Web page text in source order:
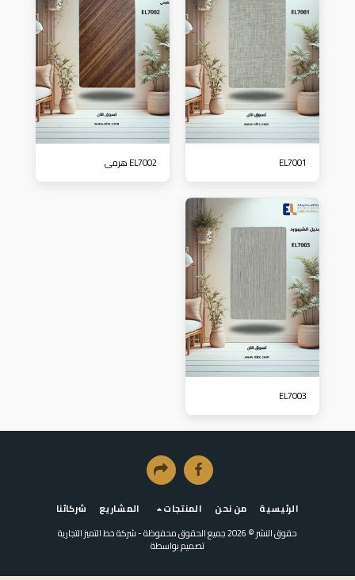
EL7001 EL7002 هرمي
EL7003
الرئيسية من نحن المنتجات المشاريع
شركائنا
حقوق النشر © 2026 جميع الحقوق محفوظة -
شركة خط التميز التجارية
تصميم بواسطة